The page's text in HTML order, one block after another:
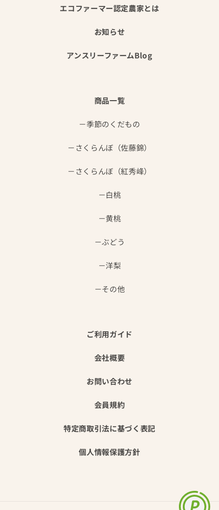
エコファーマー認定農家とは
お知らせ
アンスリーファームBlog
商品一覧
季節のくだもの
さくらんぼ（佐藤錦）
さくらんぼ（紅秀峰）
白桃
黄桃
ぶどう
洋梨
その他
ご利用ガイド
会社概要
お問い合わせ
会員規約
特定商取引法に基づく表記
個人情報保護方針